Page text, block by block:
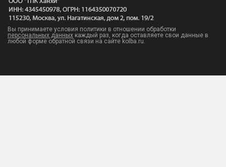
Вы принимаете условия политики в отношении обработки
персональных данных каждый раз, когда оставляете свои данные в
любой форме обратной связи на сайте kolba.ru.